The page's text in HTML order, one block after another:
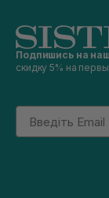
Подпишись на
скидку 5% на
Email